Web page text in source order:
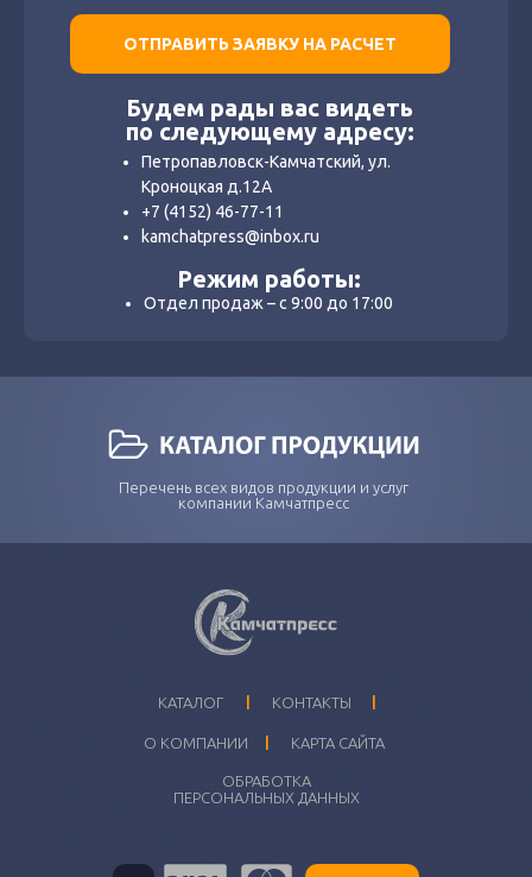
ОТПРАВИТЬ ЗАЯВКУ НА РАСЧЕТ
Петропавловск-Камчатский, ул.
Кроноцкая д.12А
+7 (4152) 46-77-11
kamchatpress@inbox.ru
Будем рады вас видеть
по следующему адресу:
Отдел продаж – с 9:00 до 17:00
Режим работы:
Перечень всех видов продукции и услуг
компании Камчатпресс
I
I
I
КАРТА САЙТА
ОБРАБОТКА
ПЕРСОНАЛЬНЫХ ДАННЫХ
О КОМПАНИИ
КОНТАКТЫ
КАТАЛОГ